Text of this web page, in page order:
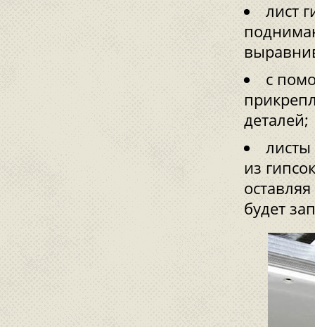
лист
с
деталей;
листы
из
будет